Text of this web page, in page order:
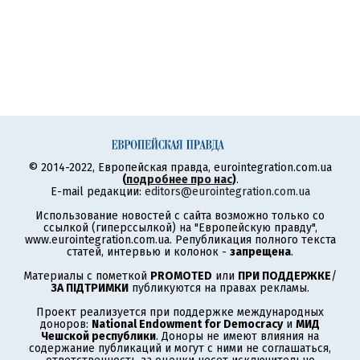
© 2014-2022, Европейская правда, eurointegration.com.ua
(подробнее про нас).
E-mail редакции: editors@eurointegration.com.ua
Использование новостей с сайта возможно только со
ссылкой (гиперссылкой) на "Европейскую правду",
www.eurointegration.com.ua. Републикация полного текста
статей, интервью и колонок - запрещена.
Материалы с пометкой PROMOTED или ПРИ ПОДДЕРЖКЕ/
ЗА ПІДТРИМКИ публикуются на правах рекламы.
Проект реализуется при поддержке международных
доноров: National Endowment for Democracyи МИД
Чешской республики. Доноры не имеют влияния на
содержание публикаций и могут с ними не соглашаться,